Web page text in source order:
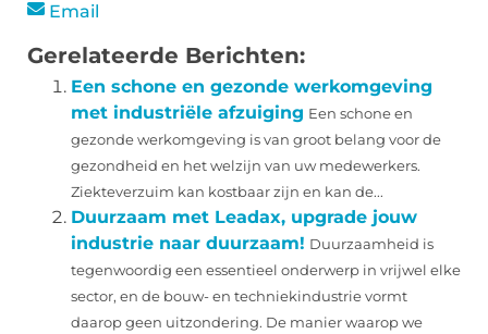
Email
Gerelateerde Berichten:
Een schone en gezonde werkomgeving
met industriële afzuiging Een schone en
gezonde werkomgeving is van groot belang voor de
gezondheid en het welzijn van uw medewerkers.
Ziekteverzuim kan kostbaar zijn en kan de...
Duurzaam met Leadax, upgrade jouw
industrie naar duurzaam! Duurzaamheid is
tegenwoordig een essentieel onderwerp in vrijwel elke
sector, en de bouw- en techniekindustrie vormt
daarop geen uitzondering. De manier waarop we